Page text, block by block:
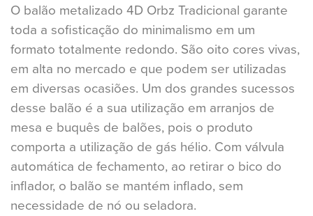
O balão metalizado 4D Orbz Tradicional garante
toda a sofisticação do minimalismo em um
formato totalmente redondo. São oito cores vivas,
em alta no mercado e que podem ser utilizadas
em diversas ocasiões. Um dos grandes sucessos
desse balão é a sua utilização em arranjos de
mesa e buquês de balões, pois o produto
comporta a utilização de gás hélio. Com válvula
automática de fechamento, ao retirar o bico do
inflador, o balão se mantém inflado, sem
necessidade de nó ou seladora.